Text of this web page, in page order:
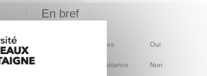
En bref
Mobilité d'études Oui
Accessible à distance Non